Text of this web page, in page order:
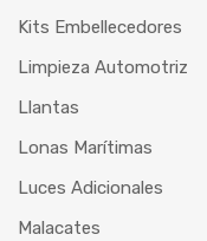
Kits Embellecedores
Limpieza Automotriz
Llantas
Lonas Marítimas
Luces Adicionales
Malacates